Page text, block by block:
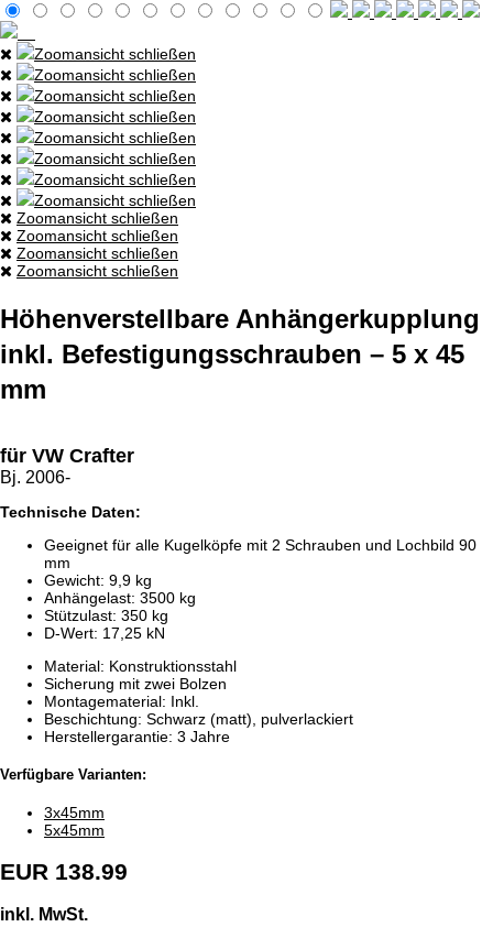
Zoomansicht schließen
Zoomansicht schließen
Zoomansicht schließen
Zoomansicht schließen
Zoomansicht schließen
Zoomansicht schließen
Zoomansicht schließen
Zoomansicht schließen
Zoomansicht schließen
Zoomansicht schließen
Zoomansicht schließen
Zoomansicht schließen
Höhenverstellbare Anhängerkupplung
inkl. Befestigungsschrauben – 5 x 45
mm
für VW Crafter
Bj. 2006-
Technische Daten:
Geeignet für alle Kugelköpfe mit 2 Schrauben und Lochbild 90
mm
Gewicht: 9,9 kg
Anhängelast: 3500 kg
Stützulast: 350 kg
D-Wert: 17,25 kN
Material: Konstruktionsstahl
Sicherung mit zwei Bolzen
Montagematerial: Inkl.
Beschichtung: Schwarz (matt), pulverlackiert
Herstellergarantie: 3 Jahre
Verfügbare Varianten:
3x45mm
5x45mm
EUR 138.99
inkl. MwSt.